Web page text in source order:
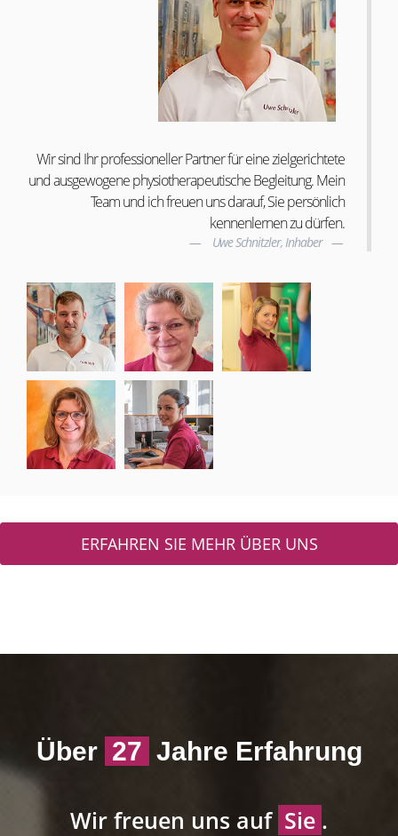
Wir sind Ihr professioneller Partner für eine zielgerichtete
und ausgewogene physiotherapeutische Begleitung. Mein
Team und ich freuen uns darauf, Sie persönlich
kennenlernen zu dürfen.
Uwe Schnitzler, Inhaber
ERFAHREN SIE MEHR ÜBER UNS
Über 31 Jahre Erfahrung
Wir freuen uns auf Sie .